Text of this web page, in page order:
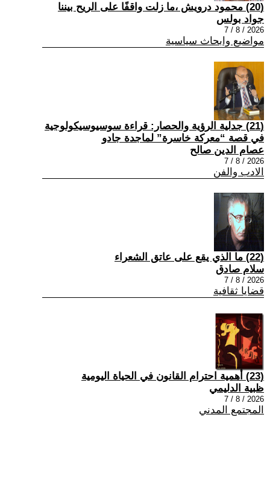
(20) محمود درويش ،ما زلت واقفًا على الريح بيننا
جواد بولس
2026 / 8 / 7
مواضيع وابحاث سياسية
(21) جدلية الرؤية والحصار: قراءة سوسيوسيكولوجية
في قصة “معركة خاسرة” لماجدة جادو
عصام الدين صالح
2026 / 8 / 7
الادب والفن
(22) ما الذي يقع على عاتق الشعراء
سلام صادق
2026 / 8 / 7
قضايا ثقافية
(23) أهمية احترام القانون في الحياة اليومية
ظبية الدليمي
2026 / 8 / 7
المجتمع المدني